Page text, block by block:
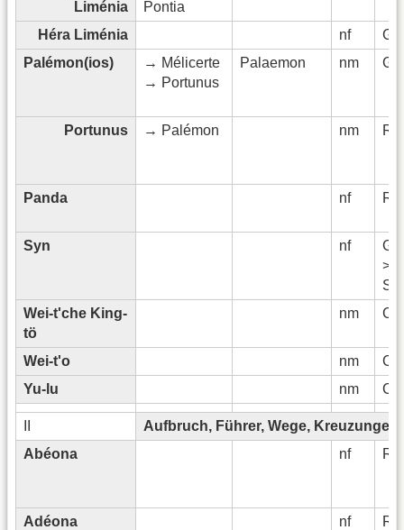
Liménia
Pontia
Héra Liménia nf
Palémon(ios)
→ Mélicerte
→ Portunus
Palaemon nm
Portunus → Palémon nm
Panda nf
Syn nf
>
Wei-t'che King-
tö
nm
Wei-t'o nm
Yu-lu
nm
Aufbruch, Führer, Wege, Kreuzungen
Abéona
nf
Adéona nf